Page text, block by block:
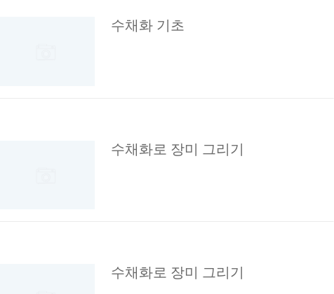
수채화 기초
수채화로 장미 그리기
수채화로 장미 그리기